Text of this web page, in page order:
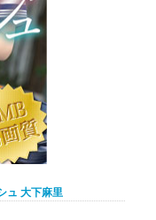
ュ 大下麻里